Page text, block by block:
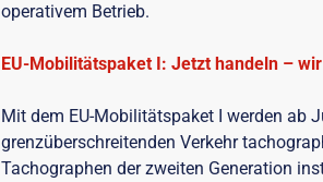
operativem Betrieb.
EU-Mobilitätspaket I: Jetzt handeln –
Mit dem EU-Mobilitätspaket I werden ab
grenzüberschreitenden Verkehr
Tachographen der zweiten Generation